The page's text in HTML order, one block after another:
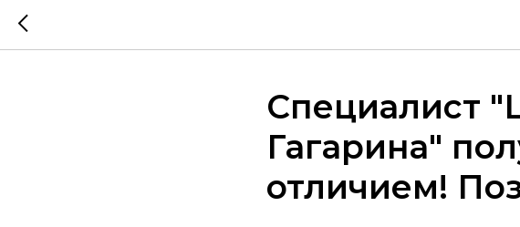
Специалист
Гагарина"
отличием!